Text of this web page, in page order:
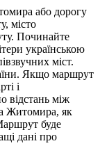
або дорогу
місто
Починайте
українською
міст.
Якщо маршрут
і
відстань між
Житомира, як
буде
дані про